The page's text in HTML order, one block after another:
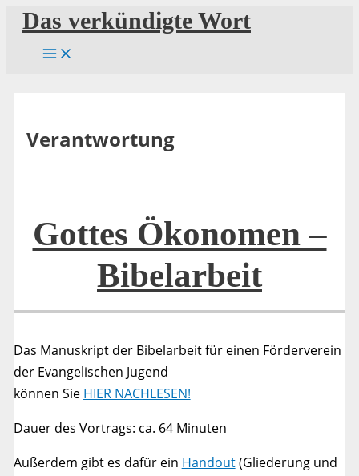
Zum
Inhalt
springen
Das verkündigte Wort
Verantwortung
Gottes Ökonomen –
Bibelarbeit
Das Manuskript der Bibelarbeit für einen Förderverein
der Evangelischen Jugend
können Sie HIER NACHLESEN!
Dauer des Vortrags: ca. 64 Minuten
Außerdem gibt es dafür ein Handout(Gliederung und